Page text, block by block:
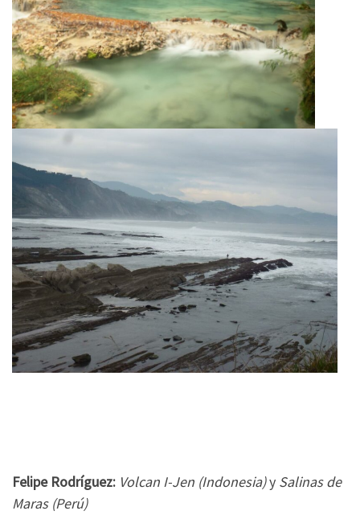
Felipe Rodríguez: Volcan I-Jen (Indonesia)y Salinas de
Maras (Perú)